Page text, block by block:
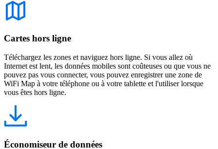
Cartes hors ligne
Téléchargez les zones et naviguez hors ligne. Si vous allez où
Internet est lent, les données mobiles sont coûteuses ou que vous ne
pouvez pas vous connecter, vous pouvez enregistrer une zone de
WiFi Map à votre téléphone ou à votre tablette et l'utiliser lorsque
vous êtes hors ligne.
Économiseur de données